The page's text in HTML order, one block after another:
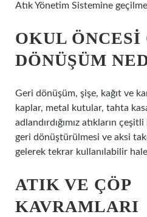
Atık Yönetim Sistemine
OKUL ÖNCESI
DÖNÜŞÜM
Geri dönüşüm, şişe, kağıt ve
kaplar, metal kutular, tahta
adlandırdığımız atıkların
geri dönüştürülmesi ve aksi
gelerek tekrar kullanılabilir
ATIK VE ÇÖP
KAVRAMLARI